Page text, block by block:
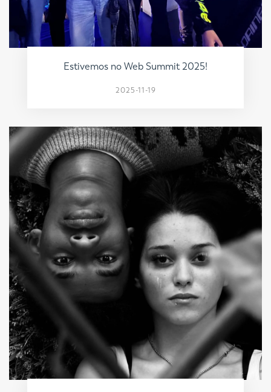
Estivemos no Web Summit 2025!
2025-11-19